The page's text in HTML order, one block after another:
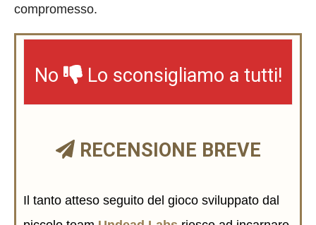
compromesso.
No Lo sconsigliamo a tutti!
RECENSIONE BREVE
Il tanto atteso seguito del gioco sviluppato dal